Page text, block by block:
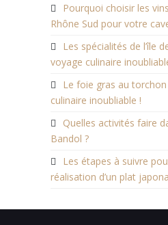
Pourquoi choisir les
Rhône Sud pour votre
Les spécialités de l’île
voyage culinaire
Le foie gras au
culinaire inoubliable !
Quelles activités faire
Bandol ?
Les étapes à suivre
réalisation d’un plat